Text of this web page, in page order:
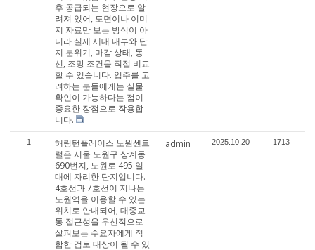
후 공급되는 현장으로 알
려져 있어, 도면이나 이미
지 자료만 보는 방식이 아
니라 실제 세대 내부와 단
지 분위기, 마감 상태, 동
선, 조망 조건을 직접 비교
할 수 있습니다. 입주를 고
려하는 분들에게는 실물
확인이 가능하다는 점이
중요한 장점으로 작용합
니다.
1
해링턴플레이스 노원센트
럴은 서울 노원구 상계동
690번지, 노원로 495 일
대에 자리한 단지입니다.
4호선과 7호선이 지나는
노원역을 이용할 수 있는
위치로 안내되어, 대중교
통 접근성을 우선적으로
살펴보는 수요자에게 적
합한 검토 대상이 될 수 있
admin 2025.10.20 1713